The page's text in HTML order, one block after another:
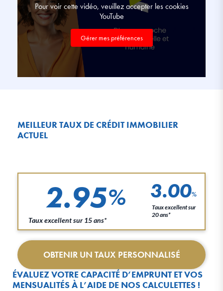
Pour voir cette vidéo, veuillez accepter les cookies
YouTube
Gérer mes préférences
MEILLEUR TAUX DE CRÉDIT IMMOBILIER
ACTUEL
2.95%
Taux excellent sur 15 ans*
3.00%
Taux excellent sur
20 ans*
OBTENIR UN TAUX PERSONNALISÉ
ÉVALUEZ VOTRE CAPACITÉ D’EMPRUNT ET VOS
MENSUALITÉS À L’AIDE DE NOS CALCULETTES !